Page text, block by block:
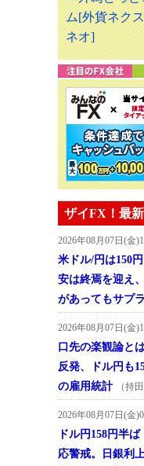
ザイFX！最
2026年08月07日(金
米ドル/円は150
安は終焉を迎え
があってもサプ
2026年08月07日(金
口先の楽観論と
反発、ドル円も
の雇用統計
（持
2026年08月07日(金
ドル円158円半
応警戒。日銀利